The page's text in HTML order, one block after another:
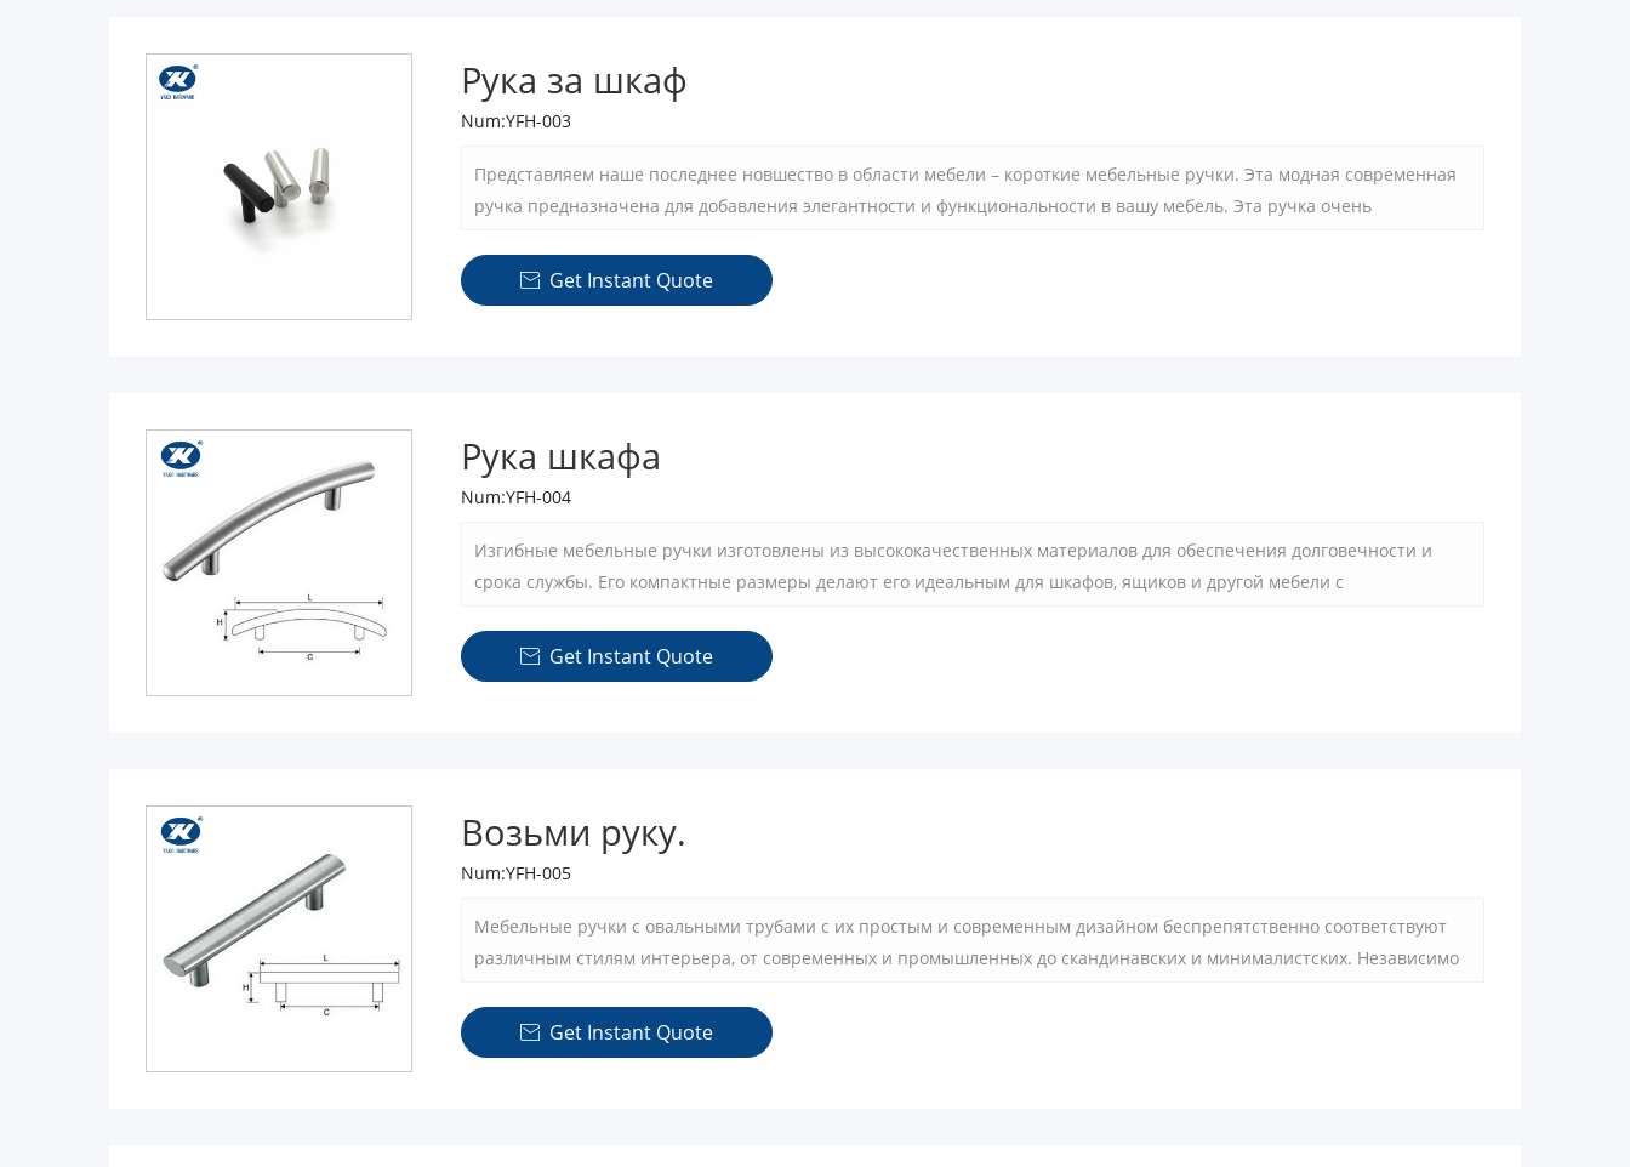
Рука за шкаф
Num:YFH-003
Представляем наше последнее новшество в области мебели – короткие мебельные ручки. Эта модная современная
ручка предназначена для добавления элегантности и функциональности в вашу мебель. Эта ручка очень
практичных решений.
 Get Instant Quote
Рука шкафа
Num:YFH-004
Изгибные мебельные ручки изготовлены из высококачественных материалов для обеспечения долговечности и
срока службы. Его компактные размеры делают его идеальным для шкафов, ящиков и другой мебели с
является практическим выбором для повседневного использования.
 Get Instant Quote
Возьми руку.
Num:YFH-005
Мебельные ручки с овальными трубами с их простым и современным дизайном беспрепятственно соответствуют
различным стилям интерьера, от современных и промышленных до скандинавских и минималистских. Независимо
улучшения внешнего вида и функциональности пространства.
 Get Instant Quote